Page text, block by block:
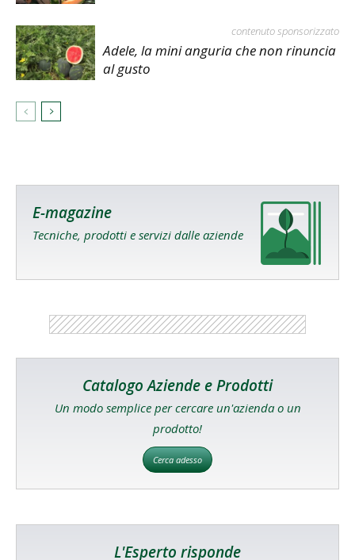
contenuto sponsorizzato
Adele, la mini anguria che non rinuncia
al gusto
E-magazine
Tecniche, prodotti e servizi dalle aziende
Catalogo Aziende e Prodotti
Un modo semplice per cercare un'azienda o un
prodotto!
Cerca adesso
L'Esperto risponde